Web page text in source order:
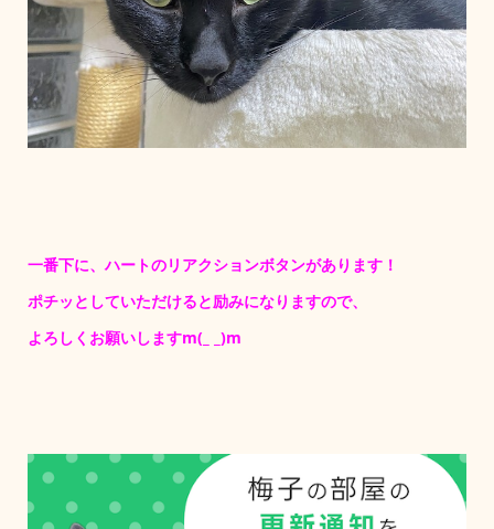
一番下に、ハートのリアクションボタンがあります！
ポチッとしていただけると励みになりますので、
よろしくお願いしますm(_ _)m